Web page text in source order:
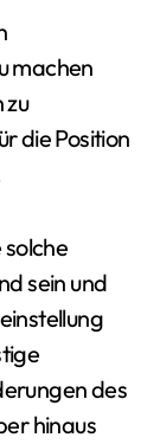
machen
zu
die Position
solche
sein und
des
hinaus